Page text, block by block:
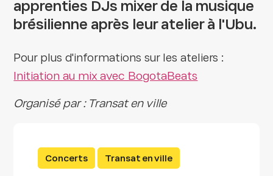
apprenties DJs mixer de la musique
brésilienne après leur atelier à l'Ubu.
Pour plus d'informations sur les ateliers :
Initiation au mix avec BogotaBeats
Organisé par : Transat en ville
Concerts Transat en ville